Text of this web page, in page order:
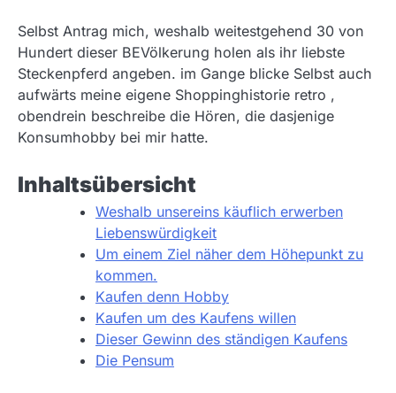
Selbst Antrag mich, weshalb weitestgehend 30 von
Hundert dieser BEVölkerung holen als ihr liebste
Steckenpferd angeben. im Gange blicke Selbst auch
aufwärts meine eigene Shoppinghistorie retro ,
obendrein beschreibe die Hören, die dasjenige
Konsumhobby bei mir hatte.
Inhaltsübersicht
Weshalb unsereins käuflich erwerben
Liebenswürdigkeit
Um einem Ziel näher dem Höhepunkt zu
kommen.
Kaufen denn Hobby
Kaufen um des Kaufens willen
Dieser Gewinn des ständigen Kaufens
Die Pensum